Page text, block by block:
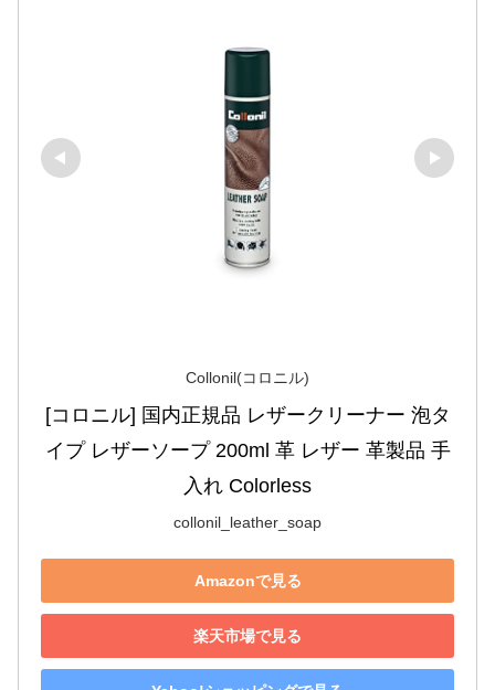
Collonil(コロニル)
[コロニル] 国内正規品 レザークリーナー 泡タ
イプ レザーソープ 200ml 革 レザー 革製品 手
入れ Colorless
collonil_leather_soap
Amazonで見る
楽天市場で見る